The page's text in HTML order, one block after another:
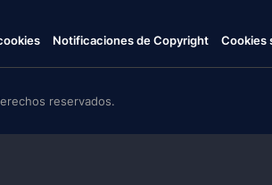
Notificaciones de Copyright Cookies
reservados.